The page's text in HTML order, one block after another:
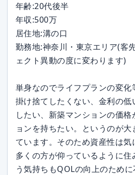
年齢:20代後半
年収:500万
居住地:溝の口
勤務地:神奈川・東京エリア(客
ェクト異動の度に変わります)
単身なのでライフプランの変
掛け捨てしたくない、金利の
したい、新築マンションの価
ョンを持ちたい。というのが
ています。そのため資産性は気
多くの方が仰っているように
う気持ちもQOLの向上のため